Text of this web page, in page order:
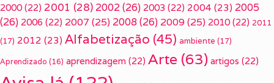
2000 (22) 2001 (28) 2002(26) 2003 (22) 2004 (23) 2005
(26) 2006 (22) 2007 (25) 2008(26) 2009(25) 2010 (22) 2011
(17) 2012 (23) Alfabetização (45) ambiente (17)
Aprendizado (16) aprendizagem (22) Arte (63) artigos (22)